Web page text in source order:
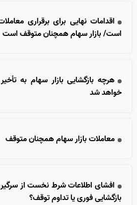
اقدامات نهایی برای برقراری
است/ بازار سهام همچنان متوقف است
هرچه بازگشایی بازار سهام به
خواهد شد
معاملات بازار سهام همچنان متوقف
افشای اطلاعات شرط نخست از
بازگشایی فوری یا تداوم توقف؟